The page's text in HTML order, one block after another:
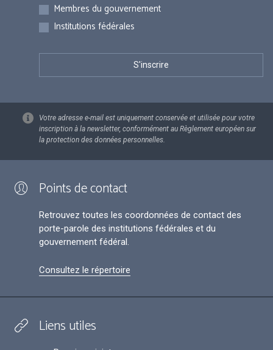
Membres du gouvernement
Institutions fédérales
Votre adresse e-mail est uniquement conservée et utilisée pour votre
inscription à la newsletter, conformément au Règlement européen sur
la protection des données personnelles.
Points de contact
Retrouvez toutes les coordonnées de contact des
porte-parole des institutions fédérales et du
gouvernement fédéral.
Consultez le répertoire
Liens utiles